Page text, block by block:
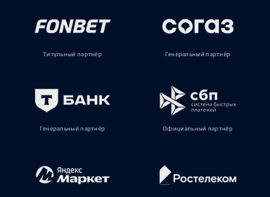
Титульный партнёр Генеральный партнёр
Генеральный партнёр Официальный партнёр